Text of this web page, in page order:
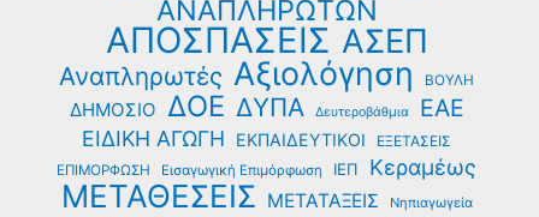
ΑΝΑΠΛΗΡΩΤΩΝ
ΑΠΟΣΠΑΣΕΙΣ ΑΣΕΠ
Αναπληρωτές Αξιολόγηση ΒΟΥΛΗ
ΔΗΜΟΣΙΟ ΔΟΕ ΔΥΠΑ Δευτεροβάθμια ΕΑΕ
ΕΙΔΙΚΗ ΑΓΩΓΗ ΕΚΠΑΙΔΕΥΤΙΚΟΙ ΕΞΕΤΑΣΕΙΣ
ΕΠΙΜΟΡΦΩΣΗ Εισαγωγική Επιμόρφωση ΙΕΠ Κεραμέως
ΜΕΤΑΘΕΣΕΙΣ ΜΕΤΑΤΑΞΕΙΣ
Νηπιαγωγεία